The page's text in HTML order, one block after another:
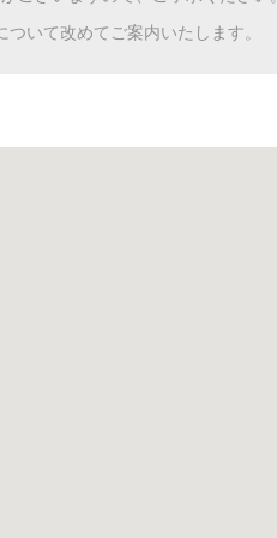
いて改めてご案内いたします。